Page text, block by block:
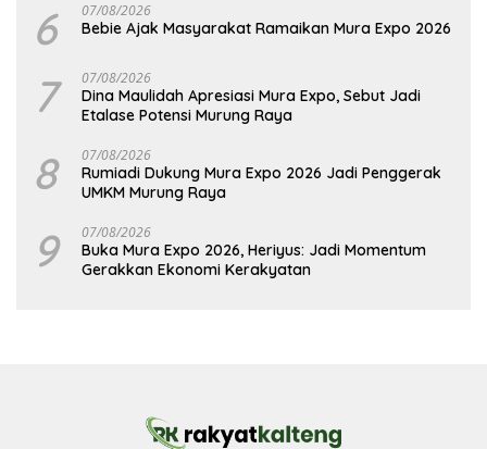
6 07/08/2026
Bebie Ajak Masyarakat Ramaikan Mura Expo 2026
7 07/08/2026
Dina Maulidah Apresiasi Mura Expo, Sebut Jadi
Etalase Potensi Murung Raya
8 07/08/2026
Rumiadi Dukung Mura Expo 2026 Jadi Penggerak
UMKM Murung Raya
9 07/08/2026
Buka Mura Expo 2026, Heriyus: Jadi Momentum
Gerakkan Ekonomi Kerakyatan